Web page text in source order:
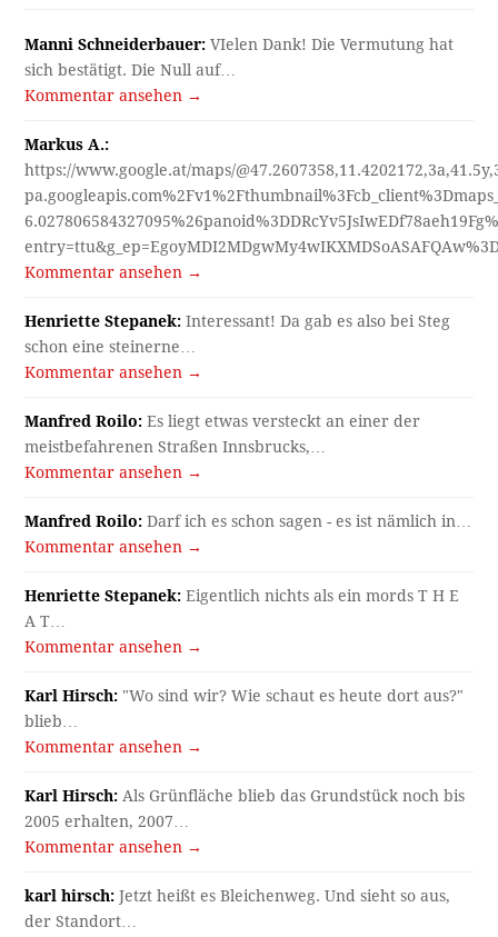
Manni Schneiderbauer: VIelen Dank! Die Vermutung hat
sich bestätigt. Die Null auf…
Kommentar ansehen →
Markus A.:
https://www.google.at/maps/
Kommentar ansehen →
Henriette Stepanek: Interessant! Da gab es also bei Steg
schon eine steinerne…
Kommentar ansehen →
Manfred Roilo: Es liegt etwas versteckt an einer der
meistbefahrenen Straßen Innsbrucks,…
Kommentar ansehen →
Manfred Roilo: Darf ich es schon sagen - es ist nämlich in…
Kommentar ansehen →
Henriette Stepanek: Eigentlich nichts als ein mords T H E
A T…
Kommentar ansehen →
Karl Hirsch: "Wo sind wir? Wie schaut es heute dort aus?"
blieb…
Kommentar ansehen →
Karl Hirsch: Als Grünfläche blieb das Grundstück noch bis
2005 erhalten, 2007…
Kommentar ansehen →
karl hirsch: Jetzt heißt es Bleichenweg. Und sieht so aus,
der Standort…